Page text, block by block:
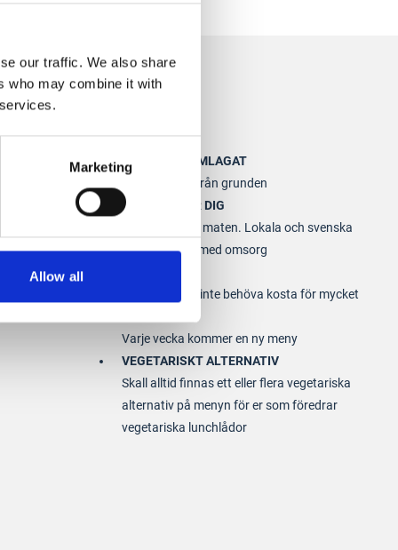
our traffic. We also share
who may combine it with
Marketing
Allow all
FÄRSKT & HEMLAGAT
All mat lagas från grunden
NYTTIGT FÖR DIG
God kvalité på maten. Lokala och svenska
råvaror valda med omsorg
God mat skall inte behöva kosta för mycket
Varje vecka kommer en ny meny
VEGETARISKT ALTERNATIV
Skall alltid finnas ett eller flera vegetariska
alternativ på menyn för er som föredrar
vegetariska lunchlådor